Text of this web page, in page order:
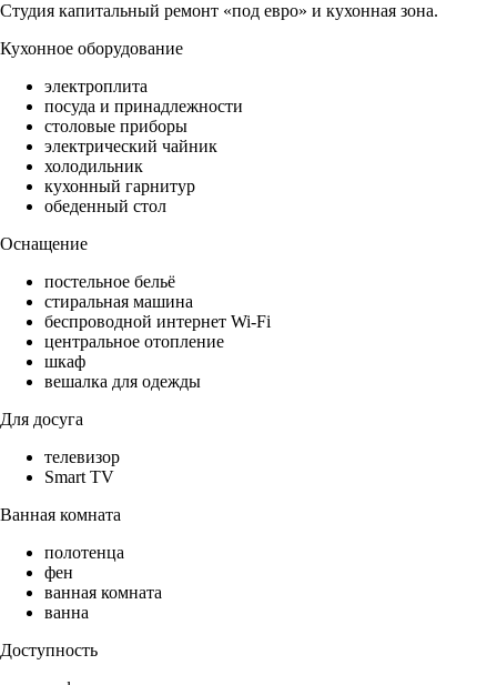
Студия капитальный ремонт «под евро» и кухонная зона.
Кухонное оборудование
электроплита
посуда и принадлежности
столовые приборы
электрический чайник
холодильник
кухонный гарнитур
обеденный стол
Оснащение
постельное бельё
стиральная машина
беспроводной интернет Wi-Fi
центральное отопление
шкаф
вешалка для одежды
Для досуга
телевизор
Smart TV
Ванная комната
полотенца
фен
ванная комната
ванна
Доступность